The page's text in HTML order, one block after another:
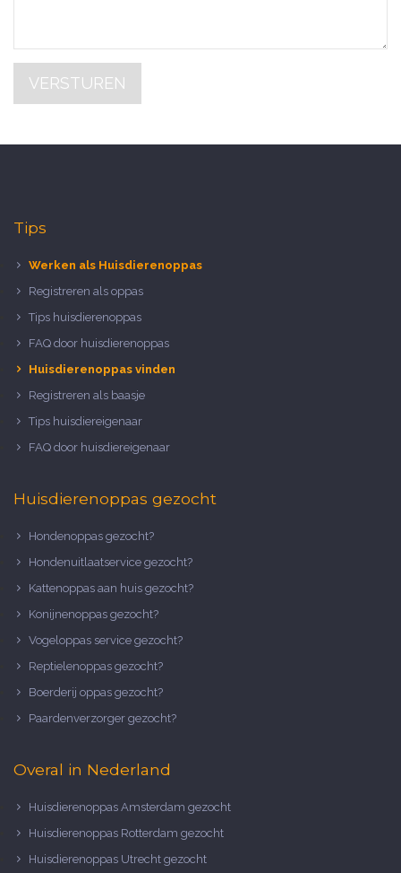
VERSTUREN
Tips
Werken als Huisdierenoppas
Registreren als oppas
Tips huisdierenoppas
FAQ door huisdierenoppas
Huisdierenoppas vinden
Registreren als baasje
Tips huisdiereigenaar
FAQ door huisdiereigenaar
Huisdierenoppas gezocht
Hondenoppas gezocht?
Hondenuitlaatservice gezocht?
Kattenoppas aan huis gezocht?
Konijnenoppas gezocht?
Vogeloppas service gezocht?
Reptielenoppas gezocht?
Boerderij oppas gezocht?
Paardenverzorger gezocht?
Overal in Nederland
Huisdierenoppas Amsterdam gezocht
Huisdierenoppas Rotterdam gezocht
Huisdierenoppas Utrecht gezocht